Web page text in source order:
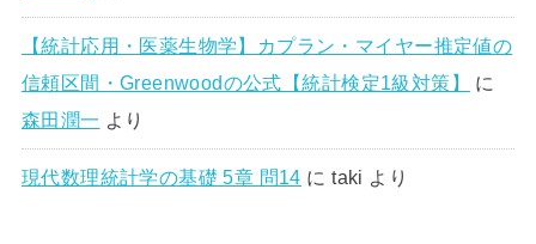
【統計応用・医薬生物学】カプラン・マイヤー推定値の
信頼区間・Greenwoodの公式【統計検定1級対策】
に
森田潤一 より
現代数理統計学の基礎 5章 問14 にtaki より